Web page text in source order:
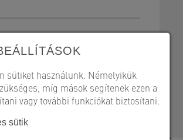
Magyarország Kft.
474
umwelttechnik.hu
sütiket használunk. Némelyikük
míg mások segítenek ezen a
vagy további funkciókat biztosítani.
sütik